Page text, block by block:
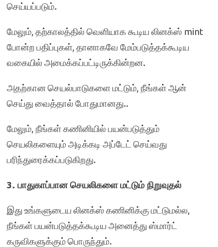
செய்யப்படும்.
மேலும், தற்காலத்தில் வெளியாக கூடிய லினக்ஸ் mint
போன்ற பதிப்புகள், தானாகவே மேம்படுத்தக்கூடிய
வகையில் அமைக்கப்பட்டிருக்கின்றன.
அதற்கான செயல்பாடுகளை மட்டும், நீங்கள் ஆன்
செய்து வைத்தால் போதுமானது..
மேலும், நீங்கள் கணினியில் பயன்படுத்தும்
செயலிகளையும் அடிக்கடி அப்டேட் செய்வது
பரிந்துரைக்கப்படுகிறது.
3. பாதுகாப்பான செயலிகளை மட்டும் நிறுவுதல்
இது உங்களுடைய லினக்ஸ் கணினிக்கு மட்டுமல்ல,
நீங்கள் பயன்படுத்தக்கூடிய அனைத்து ஸ்மார்ட்
கருவிகளுக்கும் பொருந்தும்.